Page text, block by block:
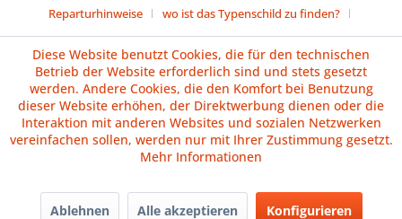
Reparturhinweise
wo ist das Typenschild zu finden?
Versand und Zahlungsbedingungen
Impressum
AGB
Widerrufsrecht
Datenschutz Batteriehinweise
Vertrag widerrufen
Diese Website benutzt Cookies, die für den technischen
Betrieb der Website erforderlich sind und stets gesetzt
werden. Andere Cookies, die den Komfort bei Benutzung
dieser Website erhöhen, der Direktwerbung dienen oder die
Interaktion mit anderen Websites und sozialen Netzwerken
vereinfachen sollen, werden nur mit Ihrer Zustimmung gesetzt.
Mehr Informationen
Ablehnen Alle akzeptieren Konfigurieren